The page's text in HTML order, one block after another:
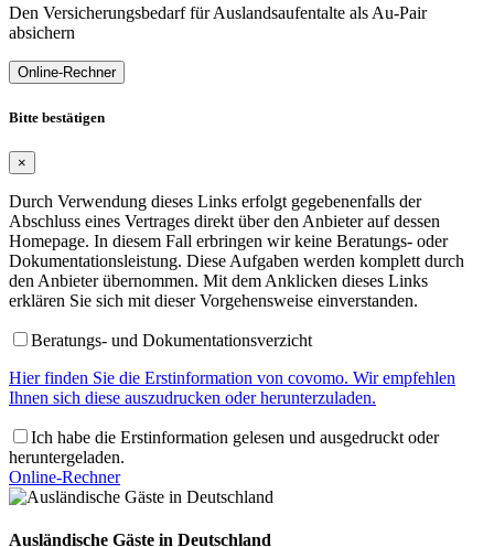
Den Versicherungsbedarf für Auslandsaufentalte als Au-Pair
absichern
Online-Rechner
Bitte bestätigen
×
Durch Verwendung dieses Links erfolgt gegebenenfalls der
Abschluss eines Vertrages direkt über den Anbieter auf dessen
Homepage. In diesem Fall erbringen wir keine Beratungs- oder
Dokumentationsleistung. Diese Aufgaben werden komplett durch
den Anbieter übernommen. Mit dem Anklicken dieses Links
erklären Sie sich mit dieser Vorgehensweise einverstanden.
Beratungs- und Dokumentationsverzicht
Hier finden Sie die Erstinformation von covomo. Wir empfehlen
Ihnen sich diese auszudrucken oder herunterzuladen.
Ich habe die Erstinformation gelesen und ausgedruckt oder
heruntergeladen.
Online-Rechner
Ausländische Gäste in Deutschland